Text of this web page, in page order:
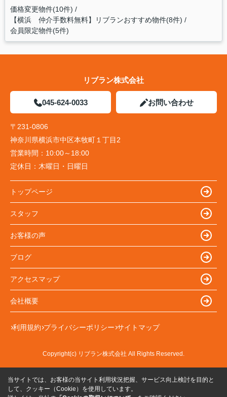
価格変更物件(10件)
【横浜 仲介手数料無料】リブランおすすめ物件(8件)
会員限定物件(5件)
リブラン株式会社
045-624-0033 お問い合わせ
〒231-0806
神奈川県横浜市中区本牧町１丁目2
営業時間： 10:00～18:00
定休日： 木曜日・日曜日
トップページ
スタッフ
お客様の声
ブログ
アクセスマップ
会社概要
利用規約 プライバシーポリシー サイトマップ
Copyright(c) リブラン株式会社 All Rights Reserved.
当サイトでは、お客様の当サイト利用状況把握、サービス向上検討を目的と
して、クッキー（Cookie）を使用しています。